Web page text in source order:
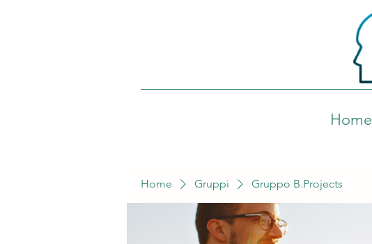
Home
Home Gruppi Gruppo B.Projects